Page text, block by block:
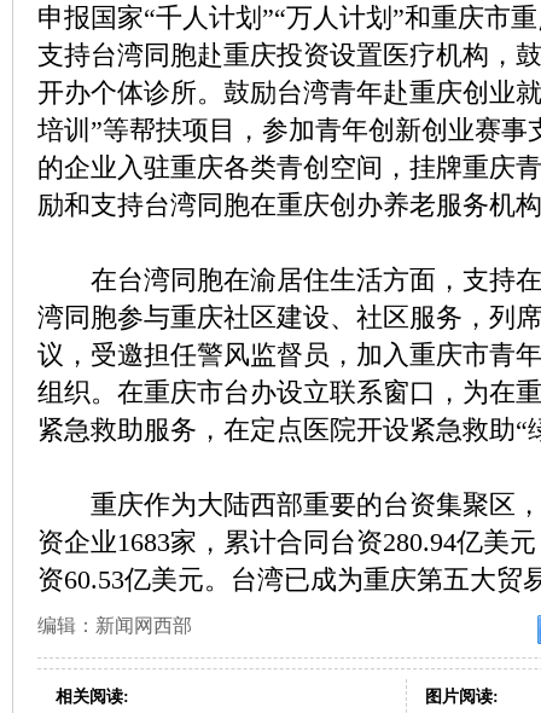
申报国家“千人计划”“万人计划”和重庆市
支持台湾同胞赴重庆投资设置医疗机构，
开办个体诊所。鼓励台湾青年赴重庆创业
培训”等帮扶项目，参加青年创新创业赛事
的企业入驻重庆各类青创空间，挂牌重庆
励和支持台湾同胞在重庆创办养老服务机
在台湾同胞在渝居住生活方面，支持在
湾同胞参与重庆社区建设、社区服务，列
议，受邀担任警风监督员，加入重庆市青
组织。在重庆市台办设立联系窗口，为在
紧急救助服务，在定点医院开设紧急救助“
重庆作为大陆西部重要的台资集聚区，
资企业1683家，累计合同台资280.94亿美
资60.53亿美元。台湾已成为重庆第五大贸
编辑：新闻网西部
相关阅读:
图片阅读: